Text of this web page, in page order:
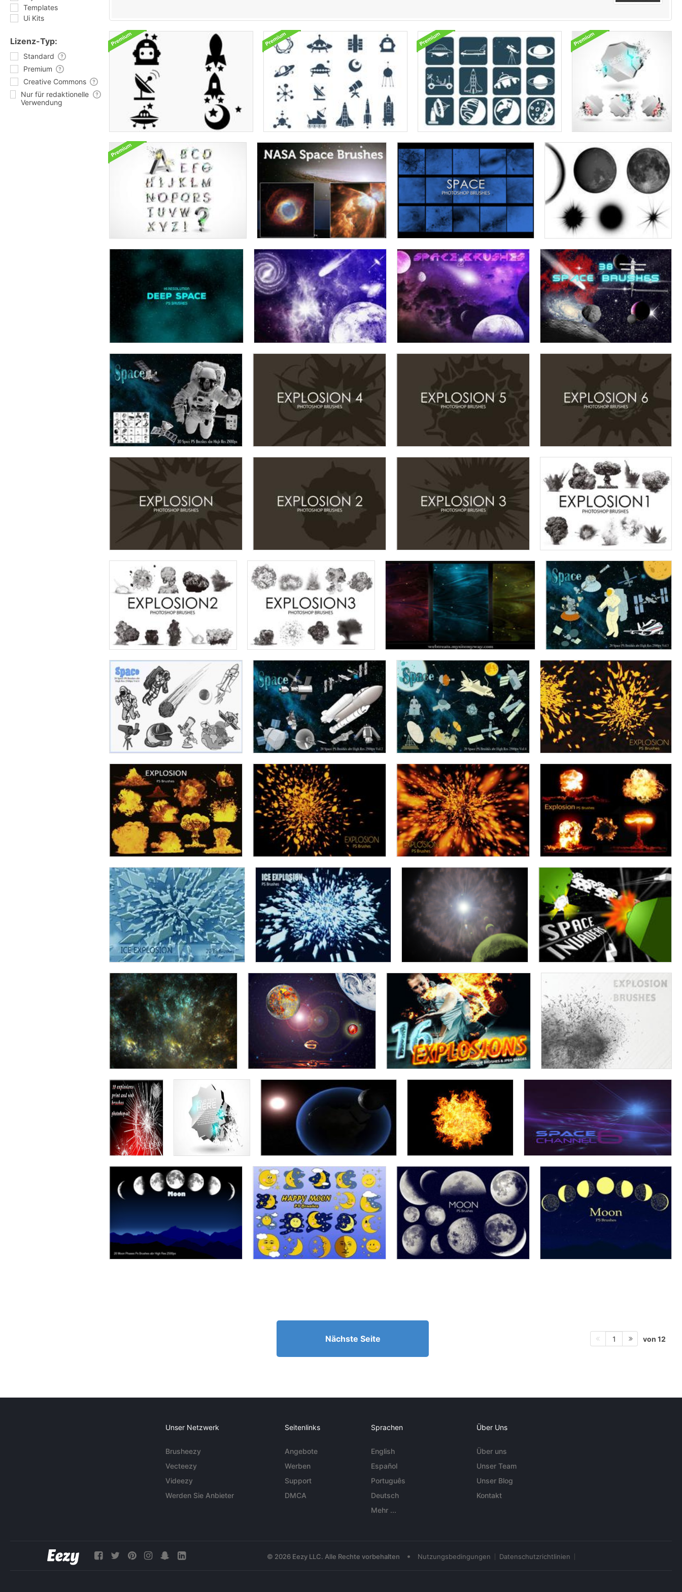
Templates
Ui Kits
Lizenz-Typ:
Standard
Premium
Creative Commons
Nur für redaktionelle
Verwendung
Nächste Seite 1 von 12
Unser Netzwerk
Brusheezy
Vecteezy
Videezy
Werden Sie Anbieter
Seitenlinks
Angebote
Werben
Support
DMCA
Sprachen
English
Español
Português
Deutsch
Mehr ...
Über Uns
Über uns
Unser Team
Unser Blog
Kontakt
© 2026 Eezy LLC. Alle Rechte vorbehalten • Nutzungsbedingungen Datenschutzrichtlinien